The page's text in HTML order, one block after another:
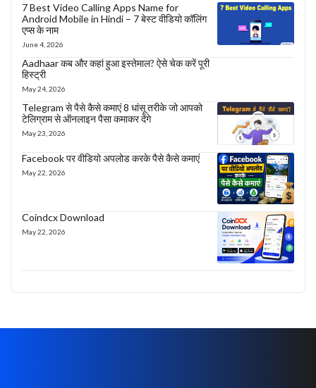
7 Best Video Calling Apps Name for
Android Mobile in Hindi – 7 बेस्ट वीडियो कॉलिंग
एप्स के नाम
June 4, 2026
Aadhaar कब और कहां हुआ इस्तेमाल? ऐसे चेक करें पूरी
हिस्ट्री
May 24, 2026
Telegram से पैसे कैसे कमाएं 8 धांसू तरीके जो आपको
टेलिग्राम से ऑनलाइन पैसा कमाकर देंगे
May 23, 2026
Facebook पर वीडियो अपलोड करके पैसे कैसे कमाएं
May 22, 2026
Coindcx Download
May 22, 2026